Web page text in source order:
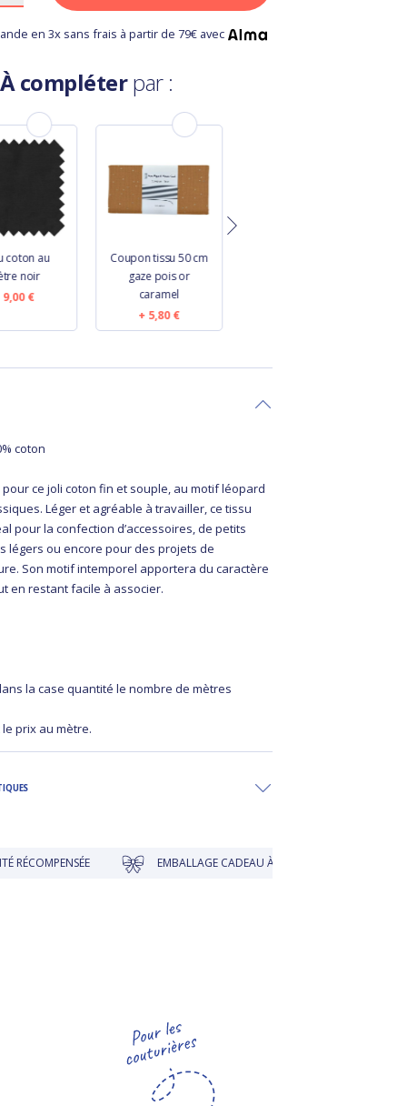
en 3x sans frais à partir de 79€ avec
À compléterpar :
coton au
noir
9,00 €
Coupon tissu 50 cm
gaze pois or
caramel
5,80 €
coton
ce joli coton fin et souple, au motif léopard
Léger et agréable à travailler, ce tissu
pour la confection d’accessoires, de petits
légers ou encore pour des projets de
Son motif intemporel apportera du caractère
en restant facile à associer.
la case quantité le nombre de mètres
prix au mètre.
EMBALLAGE CADEAU À PRIX DOUX